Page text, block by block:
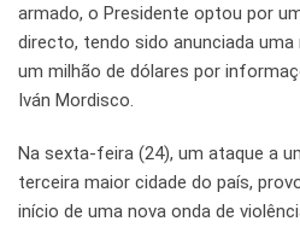
armado, o Presidente optou por
directo, tendo sido anunciada
um milhão de dólares por
Iván Mordisco.
Na sexta-feira (24), um ataque a
terceira maior cidade do país,
início de uma nova onda de